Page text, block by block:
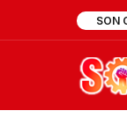
SON